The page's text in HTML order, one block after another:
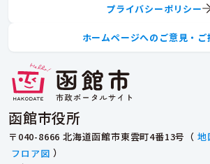
函館市役所
〒040-8666 北海道函館市東雲町4番13号（ 地
フロア図 ）
プライバシーポリシー
ホームページへのご意見・ご